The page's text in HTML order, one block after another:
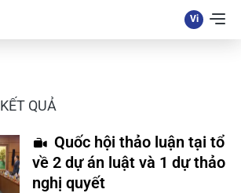
KẾT QUẢ
Quốc hội thảo luận tại tổ
về 2 dự án luật và 1 dự thảo
nghị quyết